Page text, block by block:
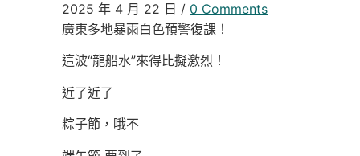
2025 年 4 月 22 日 / 0 Comments
廣東多地暴雨白色預警復課！
這波“龍船水”來得比擬激烈！
近了近了
粽子節，哦不